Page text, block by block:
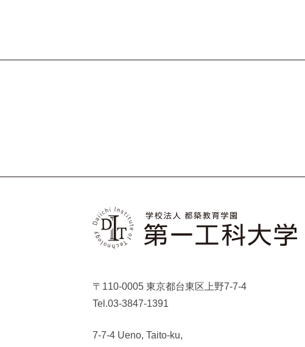
〒110-0005 東京都台東区上野7-7-4
Tel.03-3847-1391
7-7-4 Ueno, Taito-ku,